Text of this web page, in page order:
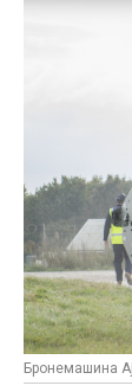
Бронемашина